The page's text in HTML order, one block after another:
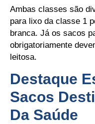
Ambas classes são
para lixo da classe 1
branca. Já os sacos
obrigatoriamente
leitosa.
Destaque
Sacos
Da Saúde